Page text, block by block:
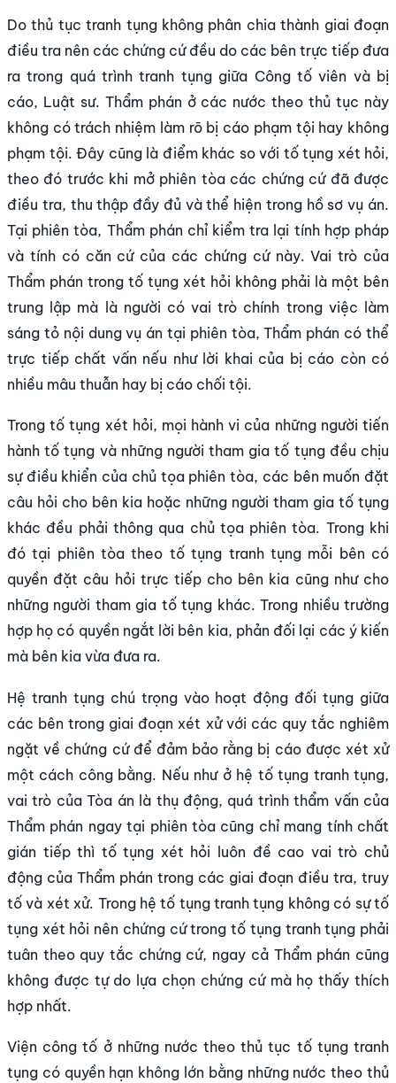
Do thủ tục tranh tụng không phân chia thành giai đoạn
điều tra nên các chứng cứ đều do các bên trực tiếp đưa
ra trong quá trình tranh tụng giữa Công tố viên và bị
cáo, Luật sư. Thẩm phán ở các nước theo thủ tục này
không có trách nhiệm làm rõ bị cáo phạm tội hay không
phạm tội. Đây cũng là điểm khác so với tố tụng xét hỏi,
theo đó trước khi mở phiên tòa các chứng cứ đã được
điều tra, thu thập đầy đủ và thể hiện trong hồ sơ vụ án.
Tại phiên tòa, Thẩm phán chỉ kiểm tra lại tính hợp pháp
và tính có căn cứ của các chứng cứ này. Vai trò của
Thẩm phán trong tố tụng xét hỏi không phải là một bên
trung lập mà là người có vai trò chính trong việc làm
sáng tỏ nội dung vụ án tại phiên tòa, Thẩm phán có thể
trực tiếp chất vấn nếu như lời khai của bị cáo còn có
nhiều mâu thuẫn hay bị cáo chối tội.
Trong tố tụng xét hỏi, mọi hành vi của những người tiến
hành tố tụng và những người tham gia tố tụng đều chịu
sự điều khiển của chủ tọa phiên tòa, các bên muốn đặt
câu hỏi cho bên kia hoặc những người tham gia tố tụng
khác đều phải thông qua chủ tọa phiên tòa. Trong khi
đó tại phiên tòa theo tố tụng tranh tụng mỗi bên có
quyền đặt câu hỏi trực tiếp cho bên kia cũng như cho
những người tham gia tố tụng khác. Trong nhiều trường
hợp họ có quyền ngắt lời bên kia, phản đối lại các ý kiến
mà bên kia vừa đưa ra.
Hệ tranh tụng chú trọng vào hoạt động đối tụng giữa
các bên trong giai đoạn xét xử với các quy tắc nghiêm
ngặt về chứng cứ để đảm bảo rằng bị cáo được xét xử
một cách công bằng. Nếu như ở hệ tố tụng tranh tụng,
vai trò của Tòa án là thụ động, quá trình thẩm vấn của
Thẩm phán ngay tại phiên tòa cũng chỉ mang tính chất
gián tiếp thì tố tụng xét hỏi luôn đề cao vai trò chủ
động của Thẩm phán trong các giai đoạn điều tra, truy
tố và xét xử. Trong hệ tố tụng tranh tụng không có sự tố
tụng xét hỏi nên chứng cứ trong tố tụng tranh tụng phải
tuân theo quy tắc chứng cứ, ngay cả Thẩm phán cũng
không được tự do lựa chọn chứng cứ mà họ thấy thích
hợp nhất.
Viện công tố ở những nước theo thủ tục tố tụng tranh
tụng có quyền hạn không lớn bằng những nước theo thủ